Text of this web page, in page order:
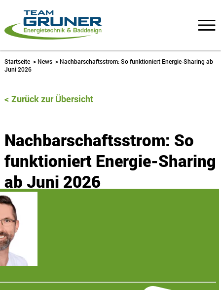
Startseite > News > Nachbarschaftsstrom: So funktioniert Energie-Sharing ab
Juni 2026
Zurück zur Übersicht
Nachbarschaftsstrom: So
funktioniert Energie-Sharing
ab Juni 2026
25. Juni 2026